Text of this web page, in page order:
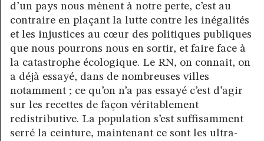
d’un pays nous mènent à notre perte, c’est au
contraire en plaçant la lutte contre les inégalités
et les injustices au cœur des politiques publiques
que nous pourrons nous en sortir, et faire face à
la catastrophe écologique. Le RN, on connait, on
a déjà essayé, dans de nombreuses villes
notamment ; ce qu’on n’a pas essayé c’est d’agir
sur les recettes de façon véritablement
redistributive. La population s’est suffisamment
serré la ceinture, maintenant ce sont les ultra-